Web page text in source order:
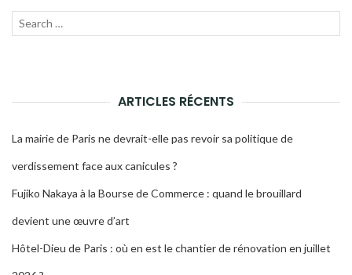
Recherche
ARTICLES RÉCENTS
La mairie de Paris ne devrait-elle pas revoir sa politique de
verdissement face aux canicules ?
Fujiko Nakaya à la Bourse de Commerce : quand le brouillard
devient une œuvre d’art
Hôtel-Dieu de Paris : où en est le chantier de rénovation en juillet